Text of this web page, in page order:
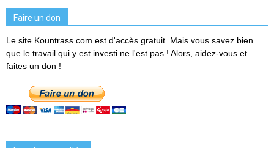
Faire un don
Le site Kountrass.com est d'accès gratuit. Mais vous savez bien
que le travail qui y est investi ne l'est pas ! Alors, aidez-vous et
faites un don !